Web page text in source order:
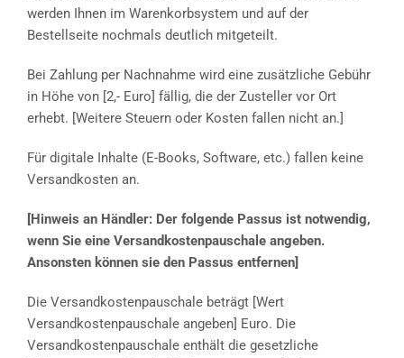
werden Ihnen im Warenkorbsystem und auf der
Bestellseite nochmals deutlich mitgeteilt.
Bei Zahlung per Nachnahme wird eine zusätzliche Gebühr
in Höhe von [2,- Euro] fällig, die der Zusteller vor Ort
erhebt. [Weitere Steuern oder Kosten fallen nicht an.]
Für digitale Inhalte (E-Books, Software, etc.) fallen keine
Versandkosten an.
[Hinweis an Händler: Der folgende Passus ist notwendig,
wenn Sie eine Versandkostenpauschale angeben.
Ansonsten können sie den Passus entfernen]
Die Versandkostenpauschale beträgt [Wert
Versandkostenpauschale angeben] Euro. Die
Versandkostenpauschale enthält die gesetzliche